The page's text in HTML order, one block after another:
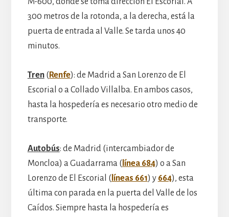
300 metros de la rotonda, a la derecha, está la
puerta de entrada al Valle. Se tarda unos 40
minutos.
Tren( Renfe): de Madrid a San Lorenzo de El
Escorial o a Collado Villalba. En ambos casos,
hasta la hospedería es necesario otro medio de
transporte.
Autobús: de Madrid (intercambiador de
Moncloa) a Guadarrama ( línea 684) o a San
Lorenzo de El Escorial ( líneas 661) y 664), esta
última con parada en la puerta del Valle de los
Caídos. Siempre hasta la hospedería es